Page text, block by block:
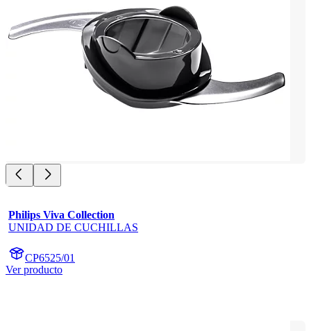
Philips Viva Collection
UNIDAD DE CUCHILLAS
CP6525/01
Ver producto